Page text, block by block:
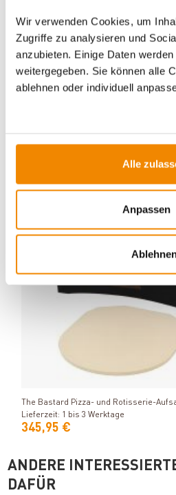
Wir verwenden Cookies, um
Zugriffe zu analysieren und
anzubieten. Einige Daten
weitergegeben. Sie können alle
ablehnen oder individuell
Alle
Anpassen
Dieses Produkt finden Sie unter:
Pizzazubehör|Pizzasteine
Produkt ansehen
The Bastard Pizza- und Rotisserie-
Lieferzeit: 1 bis 3 Werktage
345,95 €
ANDERE
DAFÜR